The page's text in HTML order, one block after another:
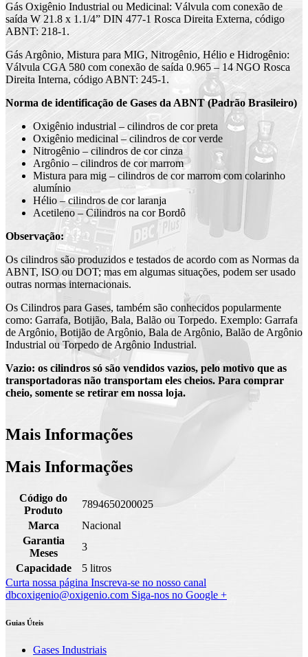
Gás Oxigênio Industrial ou Medicinal: Válvula com conexão de
saída W 21.8 x 1.1/4” DIN 477-1 Rosca Direita Externa, código
ABNT: 218-1.
Gás Argônio, Mistura para MIG, Nitrogênio, Hélio e Hidrogênio:
Válvula CGA 580 com conexão de saída 0.965 – 14 NGO Rosca
Direita Interna, código ABNT: 245-1.
Norma de identificação de Gases da ABNT (Padrão Brasileiro)
Oxigênio industrial – cilindros de cor preta
Oxigênio medicinal – cilindros de cor verde
Nitrogênio – cilindros de cor cinza
Argônio – cilindros de cor marrom
Mistura para mig – cilindros de cor marrom com colarinho
alumínio
Hélio – cilindros de cor laranja
Acetileno – Cilindros na cor Bordô
Observação:
Os cilindros são produzidos e testados de acordo com as Normas da
ABNT, ISO ou DOT; mas em algumas situações, podem ser usado
outras normas internacionais.
Os Cilindros para Gases, também são conhecidos popularmente
como: Garrafa, Botijão, Bala, Balão ou Torpedo. Exemplo: Garrafa
de Argônio, Botijão de Argônio, Bala de Argônio, Balão de Argônio
Industrial ou Torpedo de Argônio Industrial.
Vazio: os cilindros só são vendidos vazios, pelo motivo que as
transportadoras não transportam eles cheios. Para comprar
cheio, somente se retirar em nossa loja.
Mais Informações
Mais Informações
Código do
Produto
7894650200025
Marca
Nacional
Garantia
Meses
3
Capacidade
5 litros
Curta nossa página Inscreva-se no nosso canal
dbcoxigenio@oxigenio.com Siga-nos no Google +
Guias Úteis
Gases Industriais